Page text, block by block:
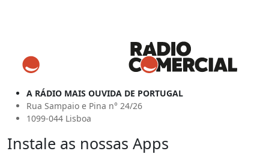
A RÁDIO MAIS OUVIDA DE PORTUGAL
Rua Sampaio e Pina n° 24/26
1099-044 Lisboa
Instale as nossas Apps